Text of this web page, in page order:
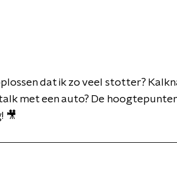
dat ik zo veel stotter?
met een auto? De
🎥